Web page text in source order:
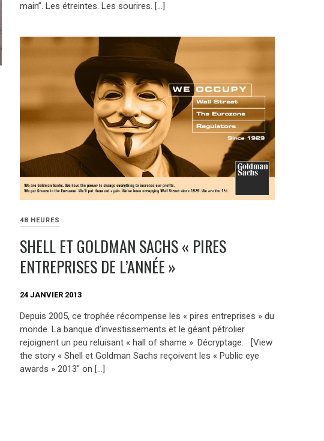
main”. Les étreintes. Les sourires. […]
48 HEURES
SHELL ET GOLDMAN SACHS « PIRES
ENTREPRISES DE L’ANNÉE »
24 JANVIER 2013
Depuis 2005, ce trophée récompense les « pires entreprises » du
monde. La banque d’investissements et le géant pétrolier
rejoignent un peu reluisant « hall of shame ». Décryptage. [View
the story « Shell et Goldman Sachs reçoivent les « Public eye
awards » 2013″ on […]